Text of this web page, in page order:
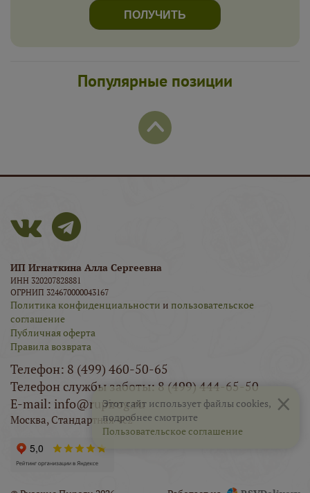
ПОЛУЧИТЬ
Популярные позиции
ИП Игнаткина Алла Сергеевна
ИНН 320207828881
ОГРНИП 324670000043167
Политика конфиденциальности и пользовательское
соглашение
Публичная оферта
Правила возврата
Телефон: 8 (499) 460-50-65
Телефон службы заботы: 8 (499) 444-65-50
E-mail: info@rupirog.ru
Москва, Стандартная 4с2 ×
Этот сайт использует файлы cookies,
подробнее смотрите
Пользовательское соглашение